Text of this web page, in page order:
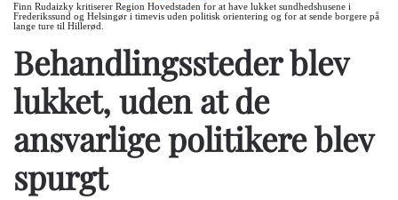
Finn Rudaizky kritiserer Region Hovedstaden for at have lukket sundhedshusene i
Frederikssund og Helsingør i timevis uden politisk orientering og for at sende borgere på
lange ture til Hillerød.
Behandlingssteder blev
lukket, uden at de
ansvarlige politikere blev
spurgt